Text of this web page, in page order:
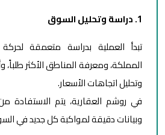
1. دراسة وتحليل السوق
تبدأ العملية بدراسة متعمقة
المملكة، ومعرفة المناطق الأكثر طلباً،
وتحليل اتجاهات الأسعار.
في روشم العقارية، يتم الاستفادة
وبيانات دقيقة لمواكبة كل جديد في